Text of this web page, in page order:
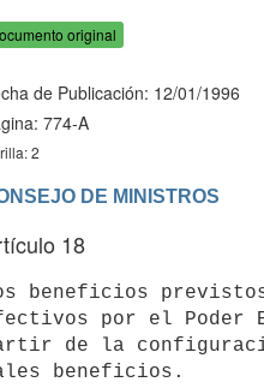
original
de Publicación: 12/01/1996
774-A
2
18
beneficios
por el Poder
de la